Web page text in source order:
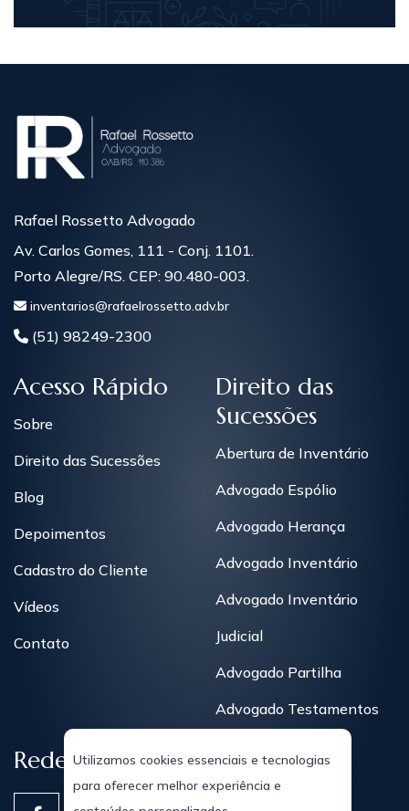
Rafael Rossetto Advogado
Av. Carlos Gomes, 111 - Conj. 1101.
Porto Alegre/RS. CEP: 90.480-003.
inventarios@rafaelrossetto.adv.br
(51) 98249-2300
Acesso Rápido
Sobre
Direito das Sucessões
Blog
Depoimentos
Cadastro do Cliente
Vídeos
Contato
Direito das
Sucessões
Abertura de Inventário
Advogado Espólio
Advogado Herança
Advogado Inventário
Advogado Inventário
Judicial
Advogado Partilha
Advogado Testamentos
Redes Sociais
Utilizamos cookies essenciais e tecnologias
para oferecer melhor experiência e